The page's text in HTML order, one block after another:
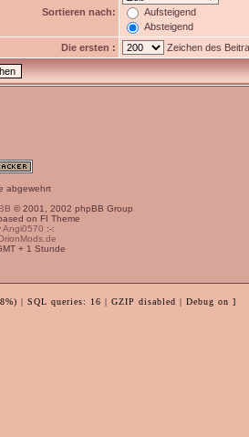
Sortieren nach:
Aufsteigend
Absteigend
Die ersten : Zeichen des
abgewehrt
© 2001, 2002 phpBB Group
on FI Theme
Angi0570 :-:
+ 1 Stunde
| SQL queries: 16 | GZIP disabled | Debug on ]